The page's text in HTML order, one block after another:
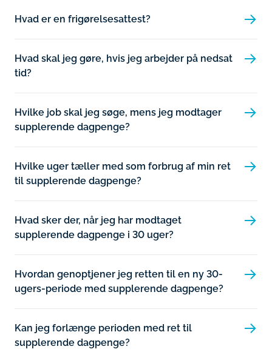
Hvad er en frigørelsesattest?
Hvad skal jeg gøre, hvis jeg arbejder på nedsat
tid?
Hvilke job skal jeg søge, mens jeg modtager
supplerende dagpenge?
Hvilke uger tæller med som forbrug af min ret
til supplerende dagpenge?
Hvad sker der, når jeg har modtaget
supplerende dagpenge i 30 uger?
Hvordan genoptjener jeg retten til en ny 30-
ugers-periode med supplerende dagpenge?
Kan jeg forlænge perioden med ret til
supplerende dagpenge?